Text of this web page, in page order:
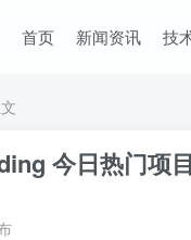
首页 新闻资讯 技
今日热门项